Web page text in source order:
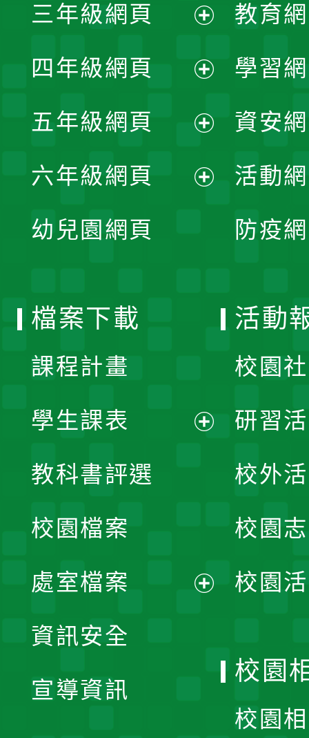
選
單
開
選
單
三年級網頁
開
選
單
四年級網頁
開
選
五年級網頁
開
六年級網頁
幼兒園網頁
教育
學習
資安
活動
防疫
檔案下載
課程計畫
學生課表
單
教科書評選
校園檔案
處室檔案
資訊安全
宣導資訊
活動
校園
研習
校外
校園
校園
校園
校園